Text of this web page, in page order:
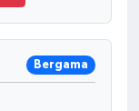
Bergama